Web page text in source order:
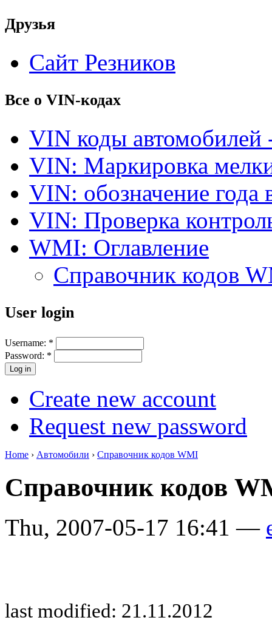
Друзья
Сайт Резников
Все о VIN-кодах
VIN коды автомобилей
VIN: Маркировка
VIN: обозначение года
VIN: Проверка
WMI: Оглавление
Справочник кодов
User login
Username: *
Password: *
Create new account
Request new password
Home › Автомобили › Справочник кодов WMI
Справочник кодов
Thu, 2007-05-17 16:41 —
last modified: 21.11.2012